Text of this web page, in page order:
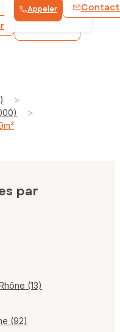
Appeler
>
>
par
(13)
(92)